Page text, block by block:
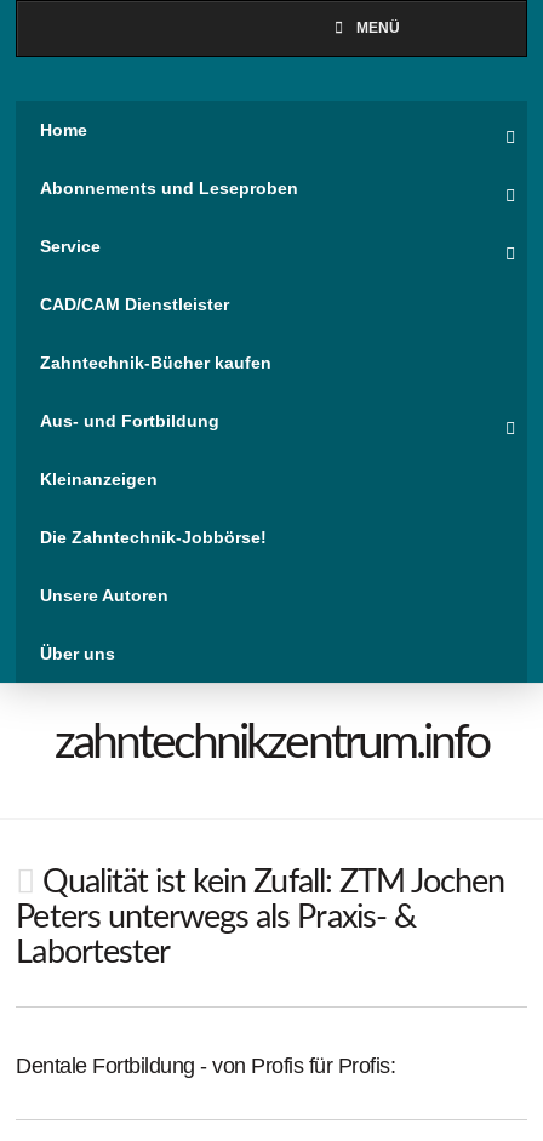
MENÜ
Home
Abonnements und Leseproben
Service
CAD/CAM Dienstleister
Zahntechnik-Bücher kaufen
Aus- und Fortbildung
Kleinanzeigen
Die Zahntechnik-Jobbörse!
Unsere Autoren
Über uns
zahntechnikzentrum.info
Qualität ist kein Zufall: ZTM Jochen
Peters unterwegs als Praxis- &
Labortester
Dentale Fortbildung - von Profis für Profis: